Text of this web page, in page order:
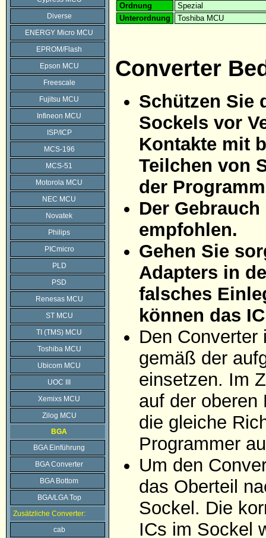
Diverse
ENERGY Micro MCU
EPROM/Flash
Epson MCU
Freescale
Fujitsu MCU
Infineon MCU
ISP/ICP
MCS-196
MCS-51
Motorola MCU
NEC MCU
Novatek
Philips
PICmicro
PLD
PSD
Renesas MCU
ST MCU
TI (TMS) MCU
Toshiba MCU
Ubicom MCU
UOC III
Xemixs MCU
Zilog MCU
BGA
BGA Einführung
BGA Converter
BGA Bottom
BGA/LGA Top
Zusätzliche Converter:
cab
Ordnung
Spezial
Unterordnung
Toshiba MCU
Converter
Schützen Sie
Sockels vor
Kontakte mit
Teilchen von
der
Der
empfohlen.
Gehen Sie
Adapters in
falsches
können das
Den
gemäß der
einsetzen. Im
auf der
die gleiche
Programmer
Um den
das Oberteil
Sockel. Die
ICs im Sockel